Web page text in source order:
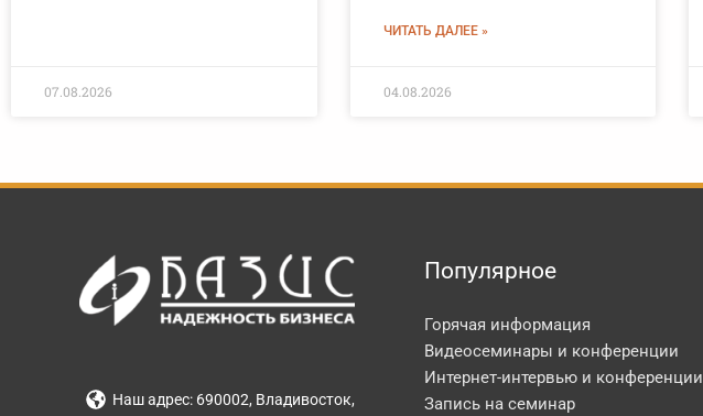
07.08.2026
ЧИТАТЬ ДАЛЕЕ »
04.08.2026
Наш адрес: 690002, Владивосток,
Популярное
Горячая информация
Видеосеминары и конференции
Интернет-интервью и конференции
Запись на семинар